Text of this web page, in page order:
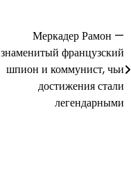
Меркадер Рамон —
знаменитый французский
шпион и коммунист, чьи
достижения стали
легендарными